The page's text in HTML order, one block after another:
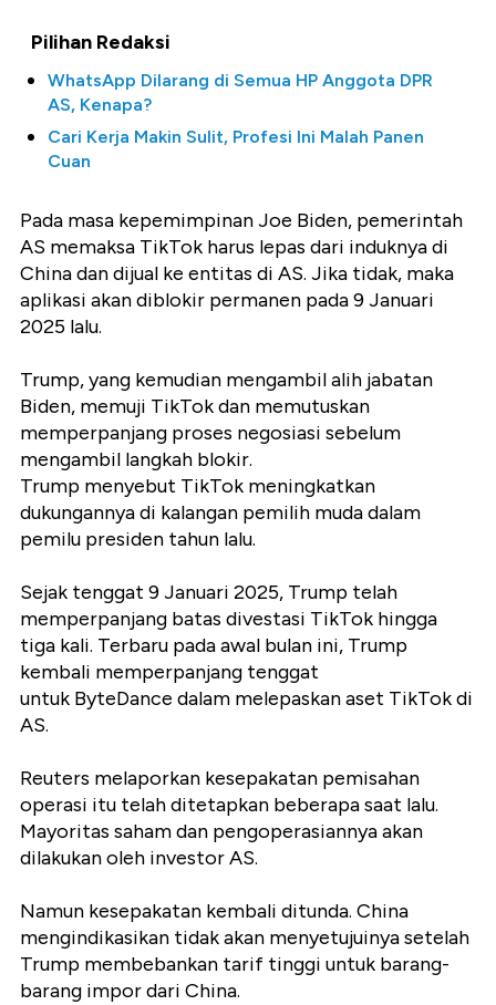
Pilihan Redaksi
WhatsApp Dilarang di Semua HP Anggota DPR
AS, Kenapa?
Cari Kerja Makin Sulit, Profesi Ini Malah Panen
Cuan
Pada masa kepemimpinan Joe Biden, pemerintah
AS memaksa TikTok harus lepas dari induknya di
China dan dijual ke entitas di AS. Jika tidak, maka
aplikasi akan diblokir permanen pada 9 Januari
2025 lalu.
Trump, yang kemudian mengambil alih jabatan
Biden, memuji TikTok dan memutuskan
memperpanjang proses negosiasi sebelum
mengambil langkah blokir.
Trump menyebut TikTok meningkatkan
dukungannya di kalangan pemilih muda dalam
pemilu presiden tahun lalu.
Sejak tenggat 9 Januari 2025, Trump telah
memperpanjang batas divestasi TikTok hingga
tiga kali. Terbaru pada awal bulan ini, Trump
kembali memperpanjang tenggat
untuk ByteDance dalam melepaskan aset TikTok di
AS.
Reuters melaporkan kesepakatan pemisahan
operasi itu telah ditetapkan beberapa saat lalu.
Mayoritas saham dan pengoperasiannya akan
dilakukan oleh investor AS.
Namun kesepakatan kembali ditunda. China
mengindikasikan tidak akan menyetujuinya setelah
Trump membebankan tarif tinggi untuk barang-
barang impor dari China.